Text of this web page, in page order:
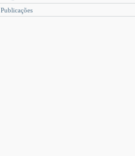
Publicações